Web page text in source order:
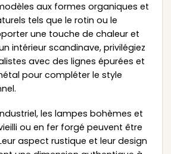
aux formes organiques et
tels que le rotin ou le
une touche de chaleur et
intérieur scandinave, privilégiez
avec des lignes épurées et
pour compléter le style
les lampes bohèmes et
ou en fer forgé peuvent être
aspect rustique et leur design